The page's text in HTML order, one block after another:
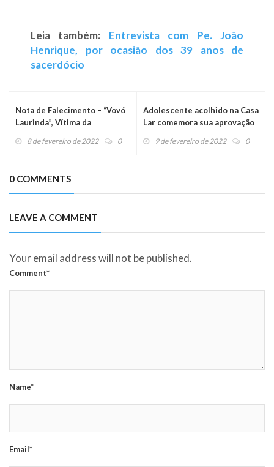
Leia também: Entrevista com Pe. João
Henrique, por ocasião dos 39 anos de
sacerdócio
Nota de Falecimento – “Vovó
Laurinda”, Vítima da
8 de fevereiro de 2022 0
Adolescente acolhido na Casa
Lar comemora sua aprovação
9 de fevereiro de 2022 0
0 COMMENTS
LEAVE A COMMENT
Your email address will not be published.
Comment*
Name*
Email*